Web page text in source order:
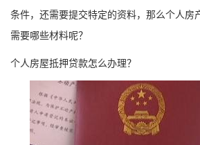
条件，还需要提交特定的资料，那么个人房
需要哪些材料呢？
个人房屋抵押贷款怎么办理？